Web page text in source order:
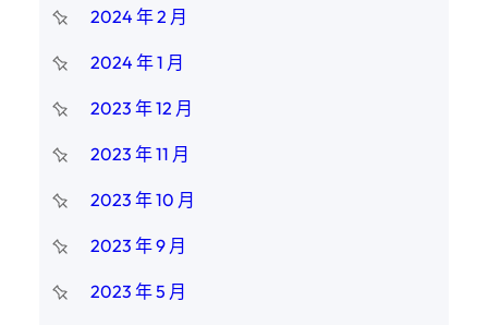
2024 年 2 月
2024 年 1 月
2023 年 12 月
2023 年 11 月
2023 年 10 月
2023 年 9 月
2023 年 5 月